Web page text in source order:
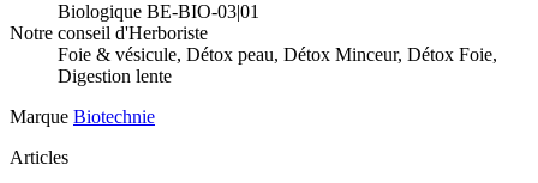
Biologique BE-BIO-03|01
Notre conseil d'Herboriste
Foie & vésicule, Détox peau, Détox Minceur, Détox Foie,
Digestion lente
Marque Biotechnie
Articles